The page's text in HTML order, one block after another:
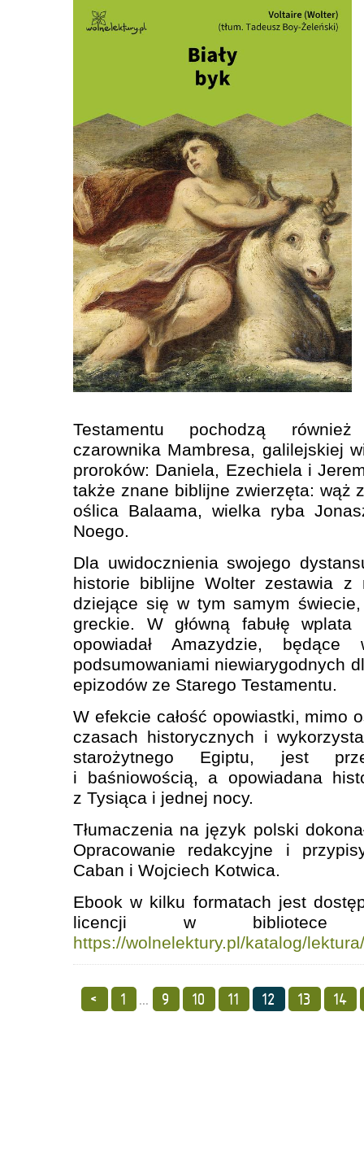
Testamentu pochodzą
czarownika Mambresa, galilejskiej
proroków: Daniela, Ezechiela i
także znane biblijne zwierzęta: wąż
oślica Balaama, wielka ryba
Noego.
Dla uwidocznienia swojego
historie biblijne Wolter zestawia z
dziejące się w tym samym
greckie. W główną fabułę
opowiadał Amazydzie,
podsumowaniami niewiarygodnych
epizodów ze Starego Testamentu.
W efekcie całość opowiastki, mimo
czasach historycznych i
starożytnego Egiptu, jest
i baśniowością, a opowiadana
z Tysiąca i jednej nocy.
Tłumaczenia na język polski
Opracowanie redakcyjne i
Caban i Wojciech Kotwica.
Ebook w kilku formatach jest
licencji w bibliotece
https://wolnelektury.pl/katalog/
< 1 ... 9 10 11 12 13 14